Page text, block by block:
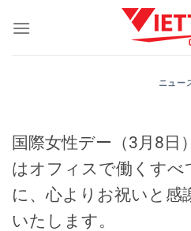
ニュー
国際女性デー（3月8日
はオフィスで働くすべ
に、心よりお祝いと感
いたします。